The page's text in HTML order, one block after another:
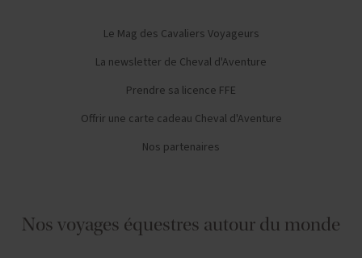
Le Mag des Cavaliers Voyageurs
La newsletter de Cheval d'Aventure
Prendre sa licence FFE
Offrir une carte cadeau Cheval d'Aventure
Nos partenaires
Nos voyages équestres autour du monde